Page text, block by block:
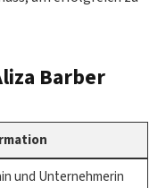
Barber
und Unternehmerin